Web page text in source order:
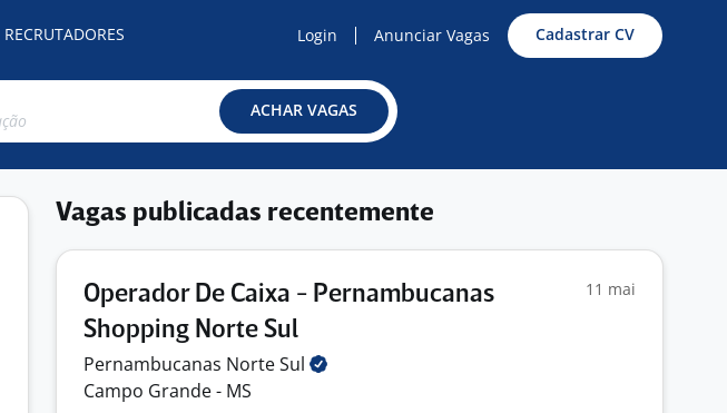
RECRUTADORES Login Anunciar Vagas Cadastrar CV
ACHAR VAGAS
Vagas publicadas recentemente
Operador De Caixa - Pernambucanas
Shopping Norte Sul
11 mai
Pernambucanas NorteSul
Campo Grande - MS